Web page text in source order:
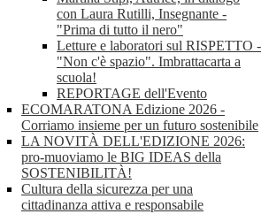
con Laura Rutilli, Insegnante -
"Prima di tutto il nero"
Letture e laboratori sul RISPETTO -
"Non c'è spazio". Imbrattacarta a
scuola!
REPORTAGE dell'Evento
ECOMARATONA Edizione 2026 -
Corriamo insieme per un futuro sostenibile
LA NOVITÀ DELL'EDIZIONE 2026:
pro-muoviamo le BIG IDEAS della
SOSTENIBILITÀ!
Cultura della sicurezza per una
cittadinanza attiva e responsabile